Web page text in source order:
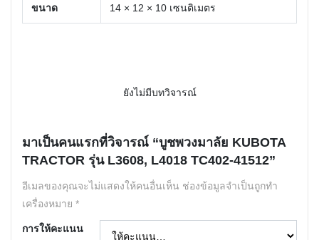
ขนาด 14 × 12 × 10 เซนติเมตร
ยังไม่มีบทวิจารณ์
มาเป็นคนแรกที่วิจารณ์ “บูชพวงมาลัย KUBOTA
TRACTOR รุ่น L3608, L4018 TC402-41512”
อีเมลของคุณจะไม่แสดงให้คนอื่นเห็น ช่องข้อมูลจำเป็นถูกทำ
เครื่องหมาย *
การให้คะแนน